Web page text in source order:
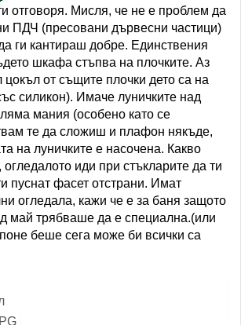
отговоря. Мисля, че не е проблем да
ПДЧ (пресовани дървесни частици)
ги кантираш добре. Единствения
шкафа стъпва на плочките. Аз
от същите плочки дето са на
силикон). Имаче луничките над
мания (особено като се
те да сложиш и плафон някъде,
на луничките е насочена. Какво
огледалото иди при стъкларите да ти
пуснат фасет отстрани. Имат
огледала, кажи че е за баня защото
май трябваше да е специална.(или
беше сега може би всички са